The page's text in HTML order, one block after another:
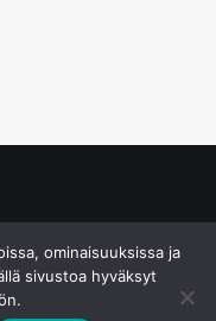
ominaisuuksissa ja
sivustoa hyväksyt